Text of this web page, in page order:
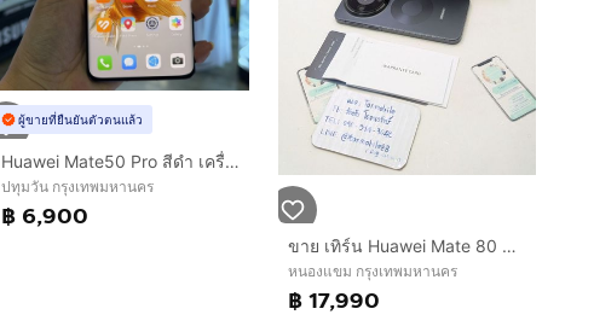
ผู้ขายที่ยืนยันตัวตนแล้ว
Huawei Mate50 Pro สีดำ เครื่องศูนย์ สภาพสวยมากๆ จอ6.74นิ้ว แรม8รอม256 Snap8+ Gen1 กล้อง64ล้าน(3ตัว)🔥🔥
ปทุมวัน กรุงเทพมหานคร
฿ 6,900
ขาย เทิร์น Huawei Mate 80 Pro ศูนย์ไทย สภาพสวย อุปกรณ์ครบยกกล่อง ประกันยาว ถูกๆ เพียง 17,990 บาท ครับ
หนองแขม กรุงเทพมหานคร
฿ 17,990